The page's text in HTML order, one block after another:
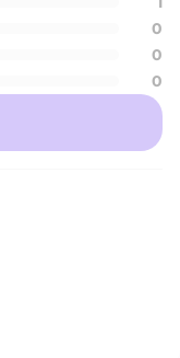
0
0
0